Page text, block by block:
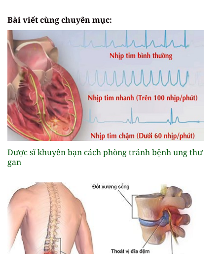
Bài viết cùng chuyên mục:
Dược sĩ khuyên bạn cách phòng tránh bệnh ung thư
gan